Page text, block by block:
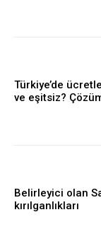
Türkiye’de
ve eşitsiz?
Belirleyici olan
kırılganlıkları